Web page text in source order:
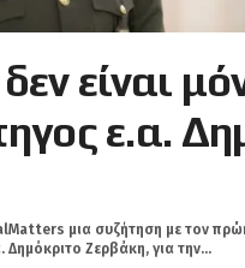
είναι
ε.α.
μια συζήτηση με τον
Ζερβάκη, για την...